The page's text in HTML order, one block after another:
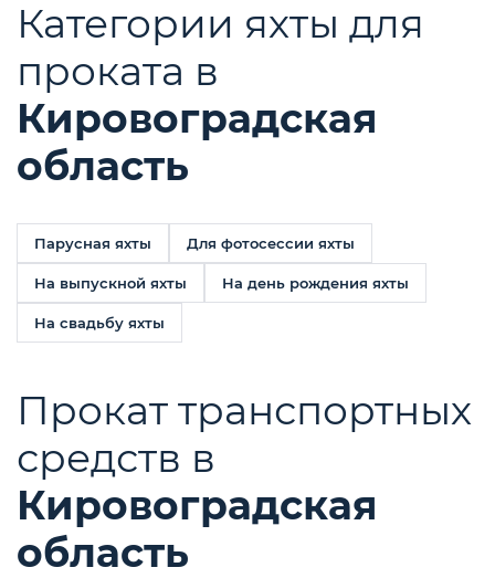
Категории яхты для
проката в
Кировоградская
область
Парусная яхты Для фотосессии яхты
На выпускной яхты На день рождения яхты
На свадьбу яхты
Прокат транспортных
средств в
Кировоградская
область